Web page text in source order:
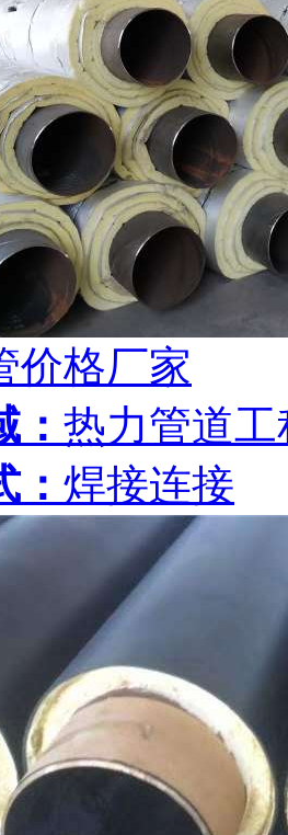
价格厂家
热力管道工
焊接连接